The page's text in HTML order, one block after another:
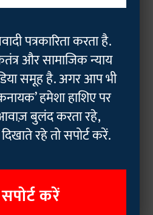
Singh 01 Oct 2022 7min read
पत्रकारिता करता है.
और सामाजिक न्याय
समूह है. अगर आप भी
हमेशा हाशिए पर
बुलंद करता रहे,
रहे तो सपोर्ट करें.
करें